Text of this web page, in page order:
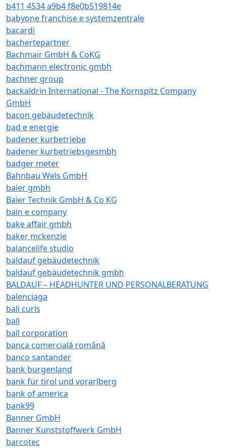
b411 4534 a9b4 f8e0b519814e
babyone franchise e systemzentrale
bacardi
bachertepartner
Bachmair GmbH & CoKG
bachmann electronic gmbh
bachner group
backaldrin International - The Kornspitz Company
GmbH
bacon gebäudetechnik
bad e energie
badener kurbetriebe
badener kurbetriebsgesmbh
badger meter
Bahnbau Wels GmbH
baier gmbh
Baier Technik GmbH & Co KG
bain e company
bake affair gmbh
baker mckenzie
balancelife studio
baldauf gebäudetechnik
baldauf gebäudetechnik gmbh
BALDAUF – HEADHUNTER UND PERSONALBERATUNG
balenciaga
bali curls
ball
ball corporation
banca comercială română
banco santander
bank burgenland
bank für tirol und vorarlberg
bank of america
bank99
Banner GmbH
Banner Kunststoffwerk GmbH
barcotec